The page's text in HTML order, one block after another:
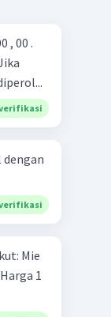
, 00 .